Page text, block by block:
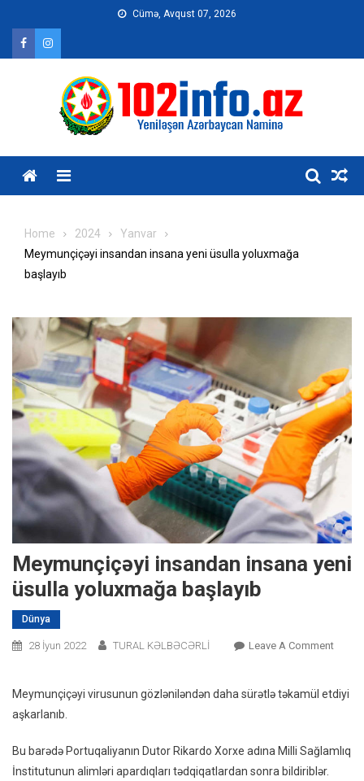
content
Cümə, Avqust 07, 2026
Home 2024
Yanvar
Meymunçiçəyi insandan insana yeni üsulla yoluxmağa
başlayıb
Meymunçiçəyi insandan insana yeni
üsulla yoluxmağa başlayıb
Dünya
28 İyun 2022 TURAL KƏLBƏCƏRLİ Leave A CommentOn
Insana
Meymunçiçəyi virusunun gözləniləndən daha sürətlə təkamül etdiyi
aşkarlanıb.
Bu barədə Portuqaliyanın Dutor Rikardo Xorxe adına Milli Sağlamlıq
İnstitutunun alimləri apardıqları tədqiqatlardan sonra bildiriblər.